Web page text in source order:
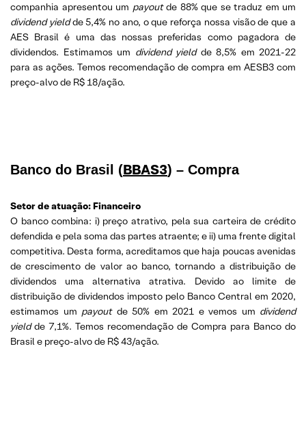
companhia apresentou um payoutde 88% que se traduz em um
dividend yieldde 5,4% no ano, o que reforça nossa visão de que a
AES Brasil é uma das nossas preferidas como pagadora de
dividendos. Estimamos um dividend yieldde 8,5% em 2021-22
para as ações. Temos recomendação de compra em AESB3 com
preço-alvo de R$ 18/ação.
Banco do Brasil (BBAS3) – Compra
Setor de atuação: Financeiro
O banco combina: i) preço atrativo, pela sua carteira de crédito
defendida e pela soma das partes atraente; e ii) uma frente digital
competitiva. Desta forma, acreditamos que haja poucas avenidas
de crescimento de valor ao banco, tornando a distribuição de
dividendos uma alternativa atrativa. Devido ao limite de
distribuição de dividendos imposto pelo Banco Central em 2020,
estimamos um payoutde 50% em 2021 e vemos um dividend
yieldde 7,1%. Temos recomendação de Compra para Banco do
Brasil e preço-alvo de R$ 43/ação.